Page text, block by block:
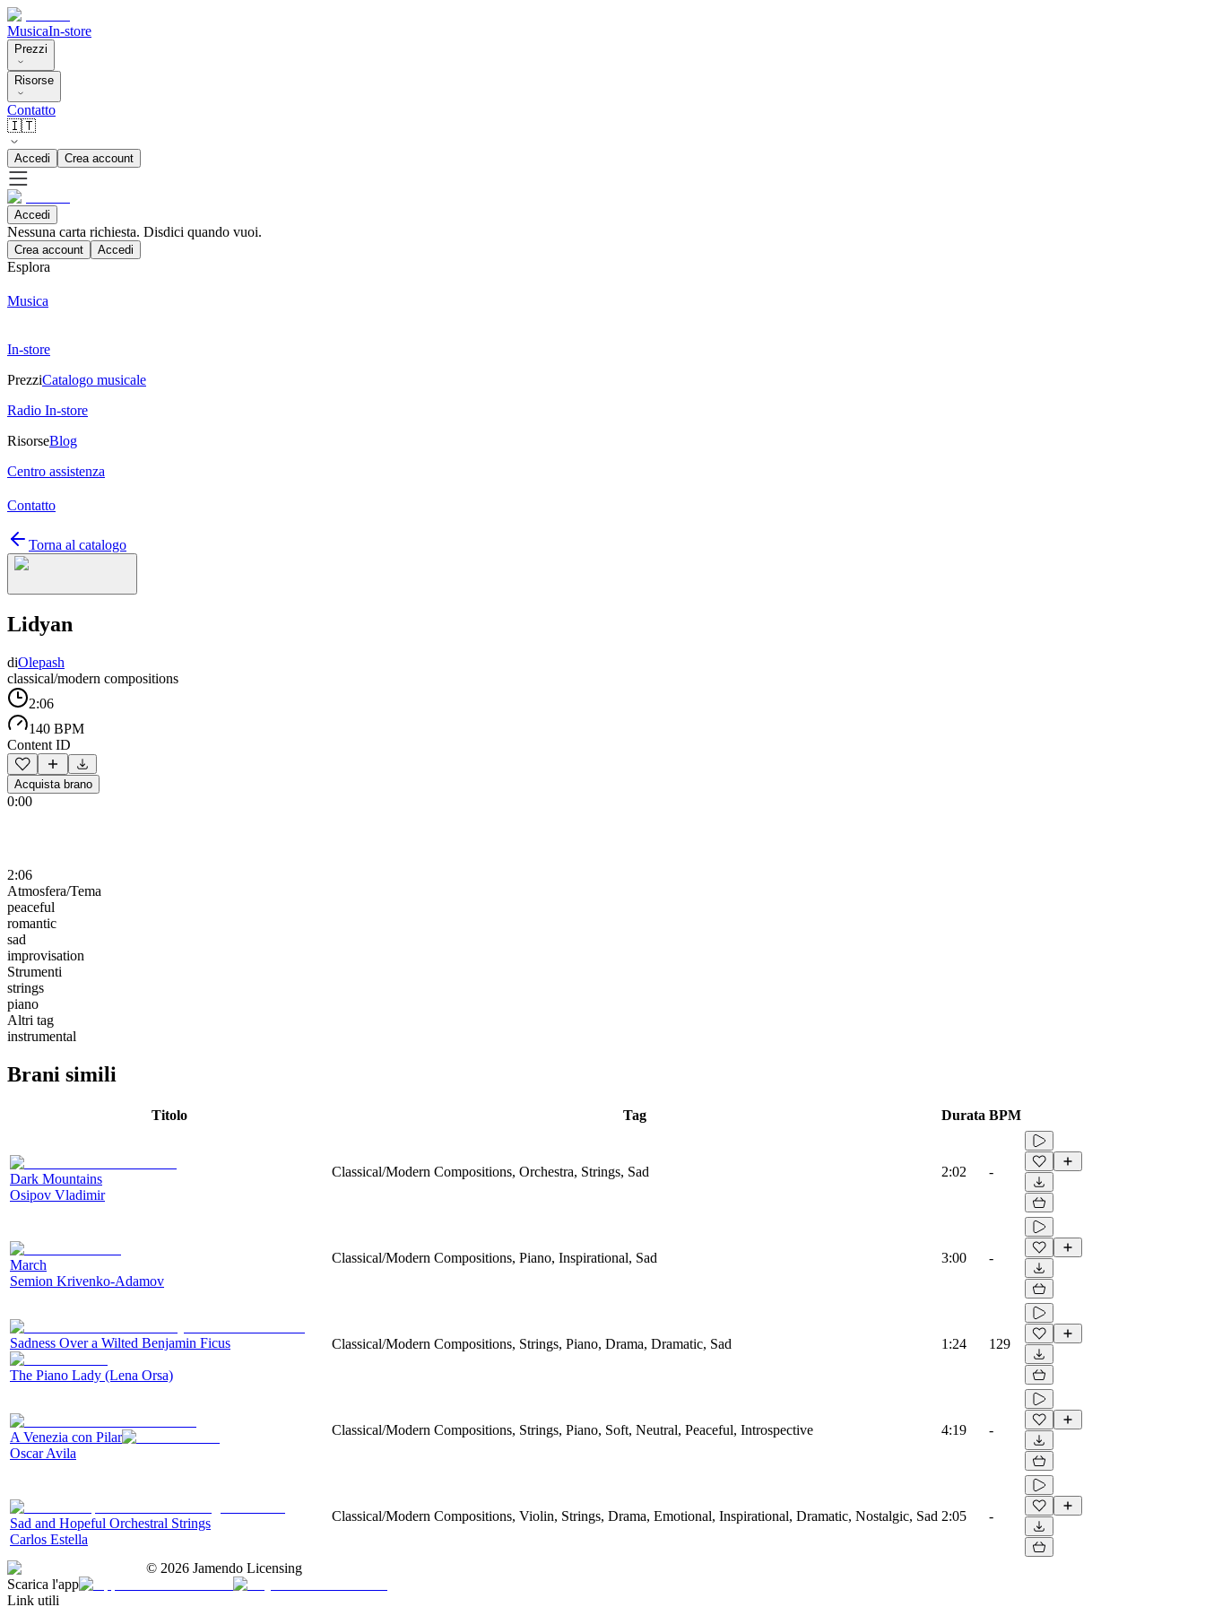
MusicaIn-store
Prezzi
Risorse
Contatto
🇮🇹
Accedi Crea account
Accedi
Nessuna carta richiesta. Disdici quando vuoi.
Crea account Accedi
Esplora
Musica
In-store
PrezziCatalogo musicale
Radio In-store
RisorseBlog
Centro assistenza
Contatto
Torna al catalogo
Lidyan
diOlepash
classical/modern compositions
2:06
140 BPM
Content ID
Acquista brano
0:00
2:06
Atmosfera/Tema
peaceful
romantic
sad
improvisation
Strumenti
strings
piano
Altri tag
instrumental
Brani simili
Titolo Tag Durata BPM
Dark Mountains
Osipov Vladimir
Classical/Modern Compositions, Orchestra, Strings, Sad 2:02 -
March
Semion Krivenko-Adamov
Classical/Modern Compositions, Piano, Inspirational, Sad 3:00 -
Sadness Over a Wilted Benjamin Ficus
The Piano Lady (Lena Orsa)
Classical/Modern Compositions, Strings, Piano, Drama, Dramatic, Sad 1:24 129
A Venezia con Pilar
Oscar Avila
Classical/Modern Compositions, Strings, Piano, Soft, Neutral, Peaceful, Introspective 4:19 -
Sad and Hopeful Orchestral Strings
Carlos Estella
Classical/Modern Compositions, Violin, Strings, Drama, Emotional, Inspirational, Dramatic, Nostalgic, Sad 2:05 -
© 2026 Jamendo Licensing
Scarica l'app
Link utili